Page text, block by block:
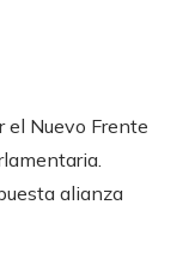
el Nuevo Frente
alianza